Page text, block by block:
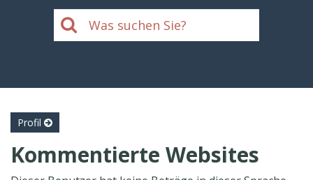
Profil
Kommentierte Websites